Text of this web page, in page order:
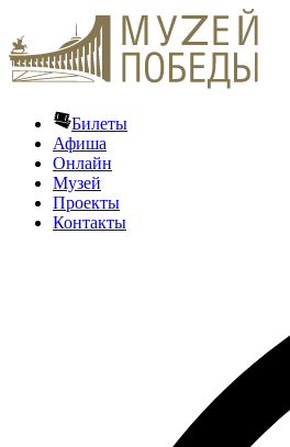
Билеты
Афиша
Онлайн
Музей
Проекты
Контакты